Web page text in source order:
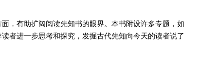
，有助扩阔阅读先知书的眼界。本书附设许多专题，如
者进一步思考和探究，发掘古代先知向今天的读者说了